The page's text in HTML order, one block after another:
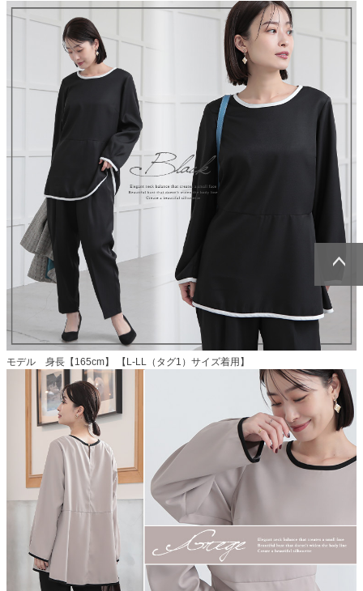
モデル 身長【165cm】 【L-LL（タグ1）サイズ着用】
ページトッ
プへ
ページトッ
プへ